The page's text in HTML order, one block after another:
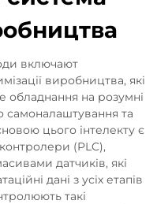
включают
виробництва, які
на розумні
самоналаштування та
цього інтелекту є
(PLC),
датчиків, які
дані з усіх етапів
такі